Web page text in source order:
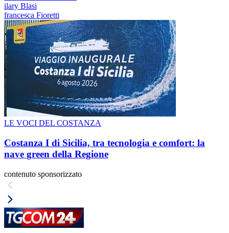
ilary Blasi
francesca Fioretti
LE VOCI DEL COSTANZA
Costanza I di Sicilia, tra tecnologia e comfort: la
nave green della Regione
contenuto sponsorizzato